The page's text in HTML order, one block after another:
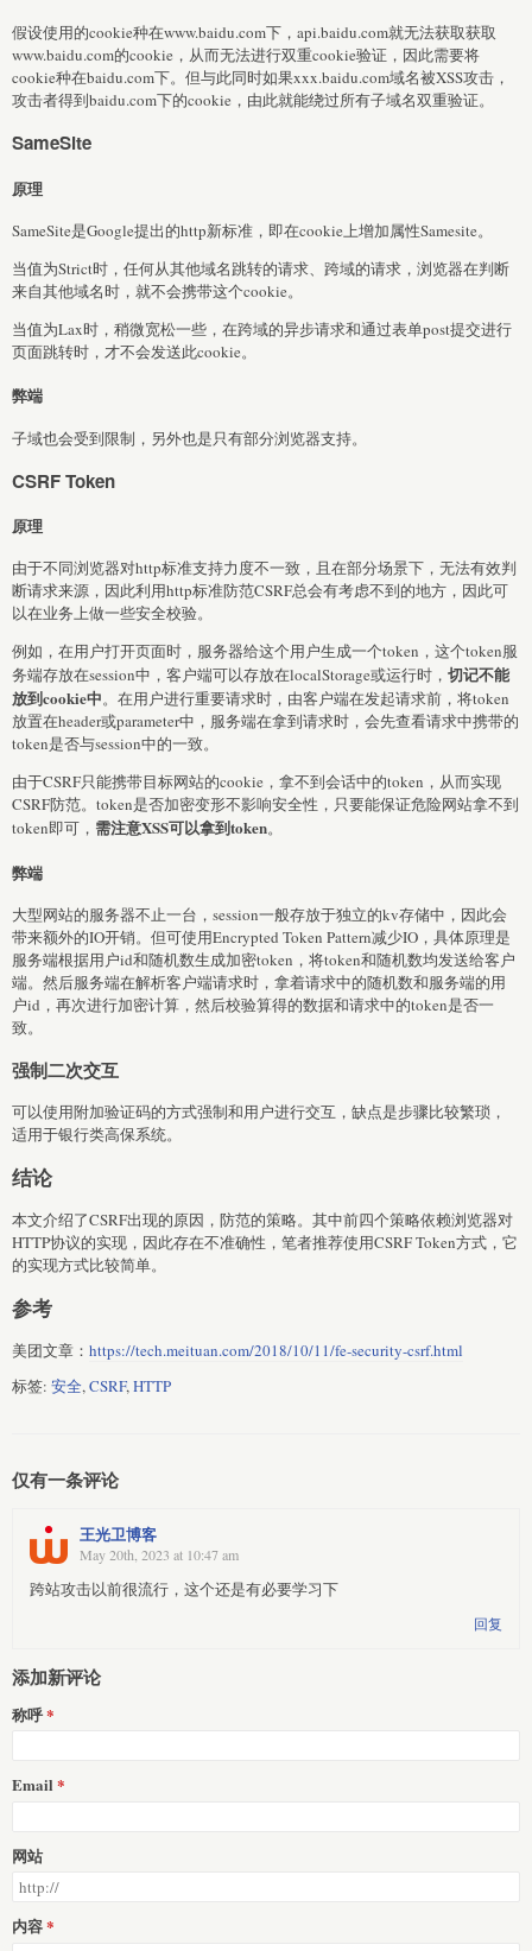
假设使用的cookie种在www.baidu.com下，api.baidu.com就无法获取获取
www.baidu.com的cookie，从而无法进行双重cookie验证，因此需要将
cookie种在baidu.com下。但与此同时如果xxx.baidu.com域名被XSS攻击，
攻击者得到baidu.com下的cookie，由此就能绕过所有子域名双重验证。
SameSite
原理
SameSite是Google提出的http新标准，即在cookie上增加属性Samesite。
当值为Strict时，任何从其他域名跳转的请求、跨域的请求，浏览器在判断
来自其他域名时，就不会携带这个cookie。
当值为Lax时，稍微宽松一些，在跨域的异步请求和通过表单post提交进行
页面跳转时，才不会发送此cookie。
弊端
子域也会受到限制，另外也是只有部分浏览器支持。
CSRF Token
原理
由于不同浏览器对http标准支持力度不一致，且在部分场景下，无法有效判
断请求来源，因此利用http标准防范CSRF总会有考虑不到的地方，因此可
以在业务上做一些安全校验。
例如，在用户打开页面时，服务器给这个用户生成一个token，这个token服
务端存放在session中，客户端可以存放在localStorage或运行时， 切记不能
放到cookie中。在用户进行重要请求时，由客户端在发起请求前，将token
放置在header或parameter中，服务端在拿到请求时，会先查看请求中携带的
token是否与session中的一致。
由于CSRF只能携带目标网站的cookie，拿不到会话中的token，从而实现
CSRF防范。token是否加密变形不影响安全性，只要能保证危险网站拿不到
token即可， 需注意XSS可以拿到token。
弊端
大型网站的服务器不止一台，session一般存放于独立的kv存储中，因此会
带来额外的IO开销。但可使用Encrypted Token Pattern减少IO，具体原理是
服务端根据用户id和随机数生成加密token，将token和随机数均发送给客户
端。然后服务端在解析客户端请求时，拿着请求中的随机数和服务端的用
户id，再次进行加密计算，然后校验算得的数据和请求中的token是否一
致。
强制二次交互
可以使用附加验证码的方式强制和用户进行交互，缺点是步骤比较繁琐，
适用于银行类高保系统。
结论
本文介绍了CSRF出现的原因，防范的策略。其中前四个策略依赖浏览器对
HTTP协议的实现，因此存在不准确性，笔者推荐使用CSRF Token方式，它
的实现方式比较简单。
参考
美团文章： https://tech.meituan.com/2018/10/11/fe-security-csrf.html
标签: 安全,CSRF,HTTP
仅有一条评论
王光卫博客
May 20th, 2023 at 10:47 am
跨站攻击以前很流行，这个还是有必要学习下
回复
添加新评论
称呼
Email
网站
内容